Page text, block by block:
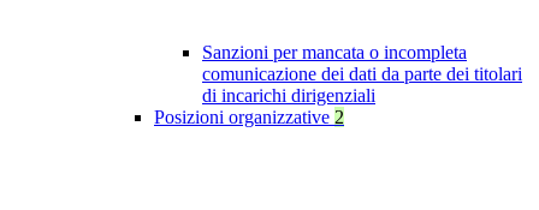
Sanzioni per mancata o incompleta
comunicazione dei dati da parte dei titolari
di incarichi dirigenziali
Posizioni organizzative 2